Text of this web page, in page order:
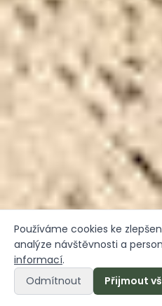
Rooms
Používáme cookies ke
analýze návštěvnosti a
informací.
Odmítnout
Přijmout